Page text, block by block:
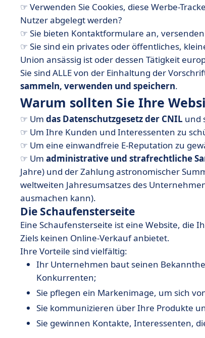
☞ Verwenden Sie Cookies, diese Werbe-
Nutzer abgelegt werden?
☞ Sie bieten Kontaktformulare an,
☞ Sie sind ein privates oder öffentliches,
Union ansässig ist oder dessen Tätigkeit
Sie sind ALLE von der Einhaltung der
sammeln, verwenden und speichern.
Warum sollten Sie Ihre
☞ Um das Datenschutzgesetz der CNIL und
☞ Um Ihre Kunden und Interessenten zu
☞ Um eine einwandfreie E-Reputation zu
☞ Um administrative und strafrechtliche
Jahre) und der Zahlung astronomischer
weltweiten Jahresumsatzes des
ausmachen kann).
Die Schaufensterseite
Eine Schaufensterseite ist eine Website, die
Ziels keinen Online-Verkauf anbietet.
Ihre Vorteile sind vielfältig:
Ihr Unternehmen baut seinen
Konkurrenten;
Sie pflegen ein Markenimage, um sich
Sie kommunizieren über Ihre Produkte
Sie gewinnen Kontakte, Interessenten,